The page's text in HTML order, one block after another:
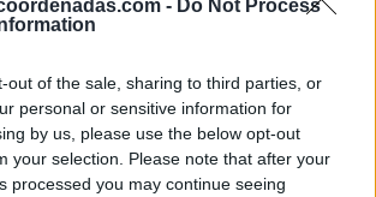
- Do Not Process
out of the sale, sharing to third parties, or
personal or sensitive information for
by us, please use the below opt-out
your selection. Please note that after your
processed you may continue seeing
debe garantizar la inversión y
español en fibra